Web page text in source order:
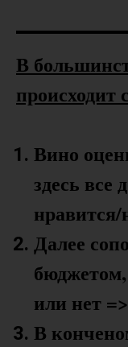
В
Вино
здесь все
Далее
или нет =>
В